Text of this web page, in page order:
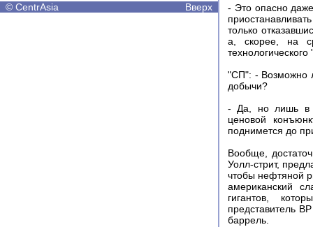
© CentrAsia Вверх
- Это опасно даже
только
а, скорее, на
"СП": - Возможно
добычи?
- Да, но лишь в
ценовой
поднимется до
Вообще,
Уолл-стрит,
чтобы нефтяной
американский
гигантов,
представитель
баррель.